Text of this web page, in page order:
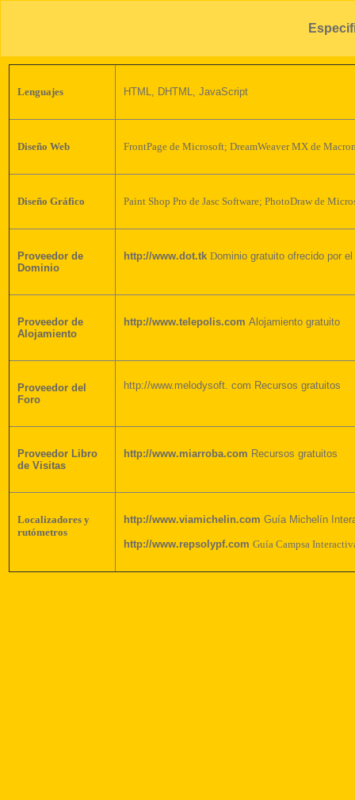
Lenguajes HTML, DHTML, JavaScript
Diseño Web FrontPage de Microsoft; DreamWeaver MX de
Diseño Gráfico Paint Shop Pro de Jasc Software; PhotoDraw de
Proveedor de
Dominio
http://www.dot.tk Dominio gratuito ofrecido por
Proveedor de
Alojamiento
http://www.telepolis.com Alojamiento gratuito
Proveedor del
Foro
http://www.melodysoft. com Recursos gratuitos
Proveedor Libro
de Visitas
http://www.miarroba.com Recursos gratuitos
Localizadores y
rutómetros
http://www.viamichelin.com Guía Michelín
http://www.repsolypf.com Guía Campsa